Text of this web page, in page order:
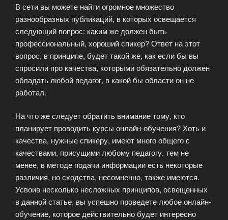
В сети вы можете найти огромное множество
разнообразных публикаций, в которых освещается
следующий вопрос: каким же должен быть
профессиональный, хороший спикер? Ответ на этот
вопрос, в принципе, будет такой же, как если бы вы
спросили про качества, которыми обязательно должен
обладать любой педагог, в какой бы области он не
работал.
На что же следует обратить внимание тому, кто
планирует проводить курсы онлайн-обучения? Хоть и
качества, нужные спикеру, имеют много общего с
качествами, присущими любому педагогу, тем не
менее, в методе подачи информации есть некоторые
различия, но сходства, несомненно, также имеются.
Усвоив несколько несложных принципов, освещенных
в данной статье, вы успешно проведете любое онлайн-
обучение, которое действительно будет интересно